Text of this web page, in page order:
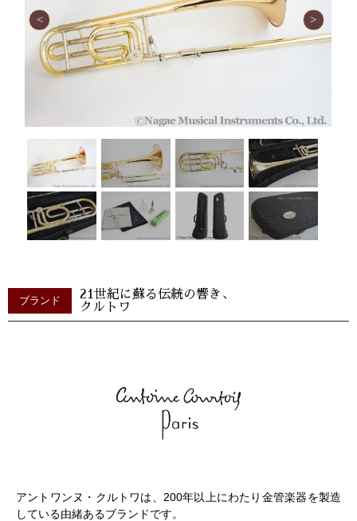
ブランド
21世紀に蘇る伝統の響き、
クルトワ
アントワンヌ・クルトワは、200年以上にわたり金管楽器を製造
している由緒あるブランドです。